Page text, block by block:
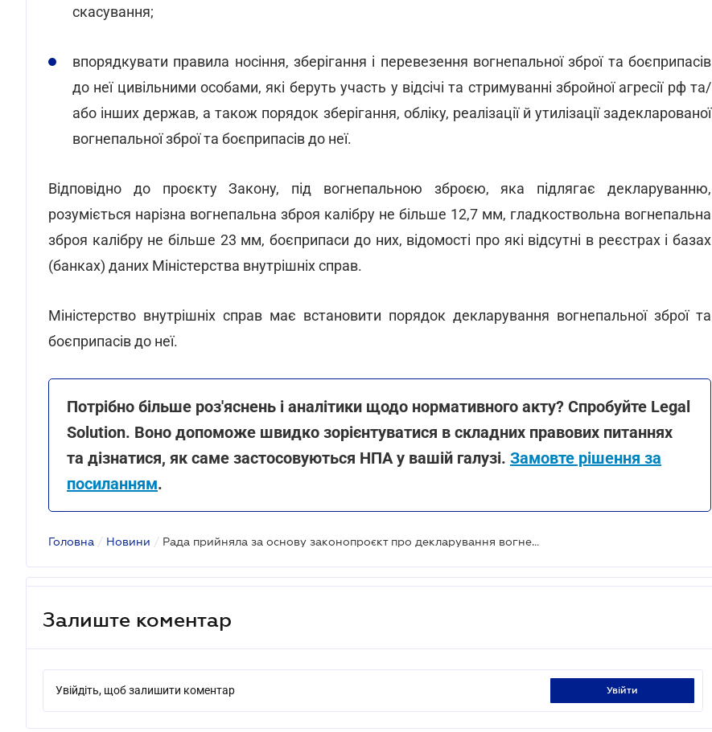
скасування;
впорядкувати правила носіння, зберігання і перевезення вогнепальної зброї та боєприпасів
до неї цивільними особами, які беруть участь у відсічі та стримуванні збройної агресії рф та/
або інших держав, а також порядок зберігання, обліку, реалізації й утилізації задекларованої
вогнепальної зброї та боєприпасів до неї.
Відповідно до проєкту Закону, під вогнепальною зброєю, яка підлягає декларуванню,
розуміється нарізна вогнепальна зброя калібру не більше 12,7 мм, гладкоствольна вогнепальна
зброя калібру не більше 23 мм, боєприпаси до них, відомості про які відсутні в реєстрах і базах
(банках) даних Міністерства внутрішніх справ.
Міністерство внутрішніх справ має встановити порядок декларування вогнепальної зброї та
боєприпасів до неї.
Потрібно більше роз'яснень і аналітики щодо нормативного акту? Спробуйте Legal
Solution. Воно допоможе швидко зорієнтуватися в складних правових питаннях
та дізнатися, як саме застосовуються НПА у вашій галузі. Замовте рішення за
посиланням.
Головна / Новини / Рада прийняла за основу законопроєкт про декларування вогнепальної зброї
Залиште коментар
Увійдіть, щоб залишити коментар увійти